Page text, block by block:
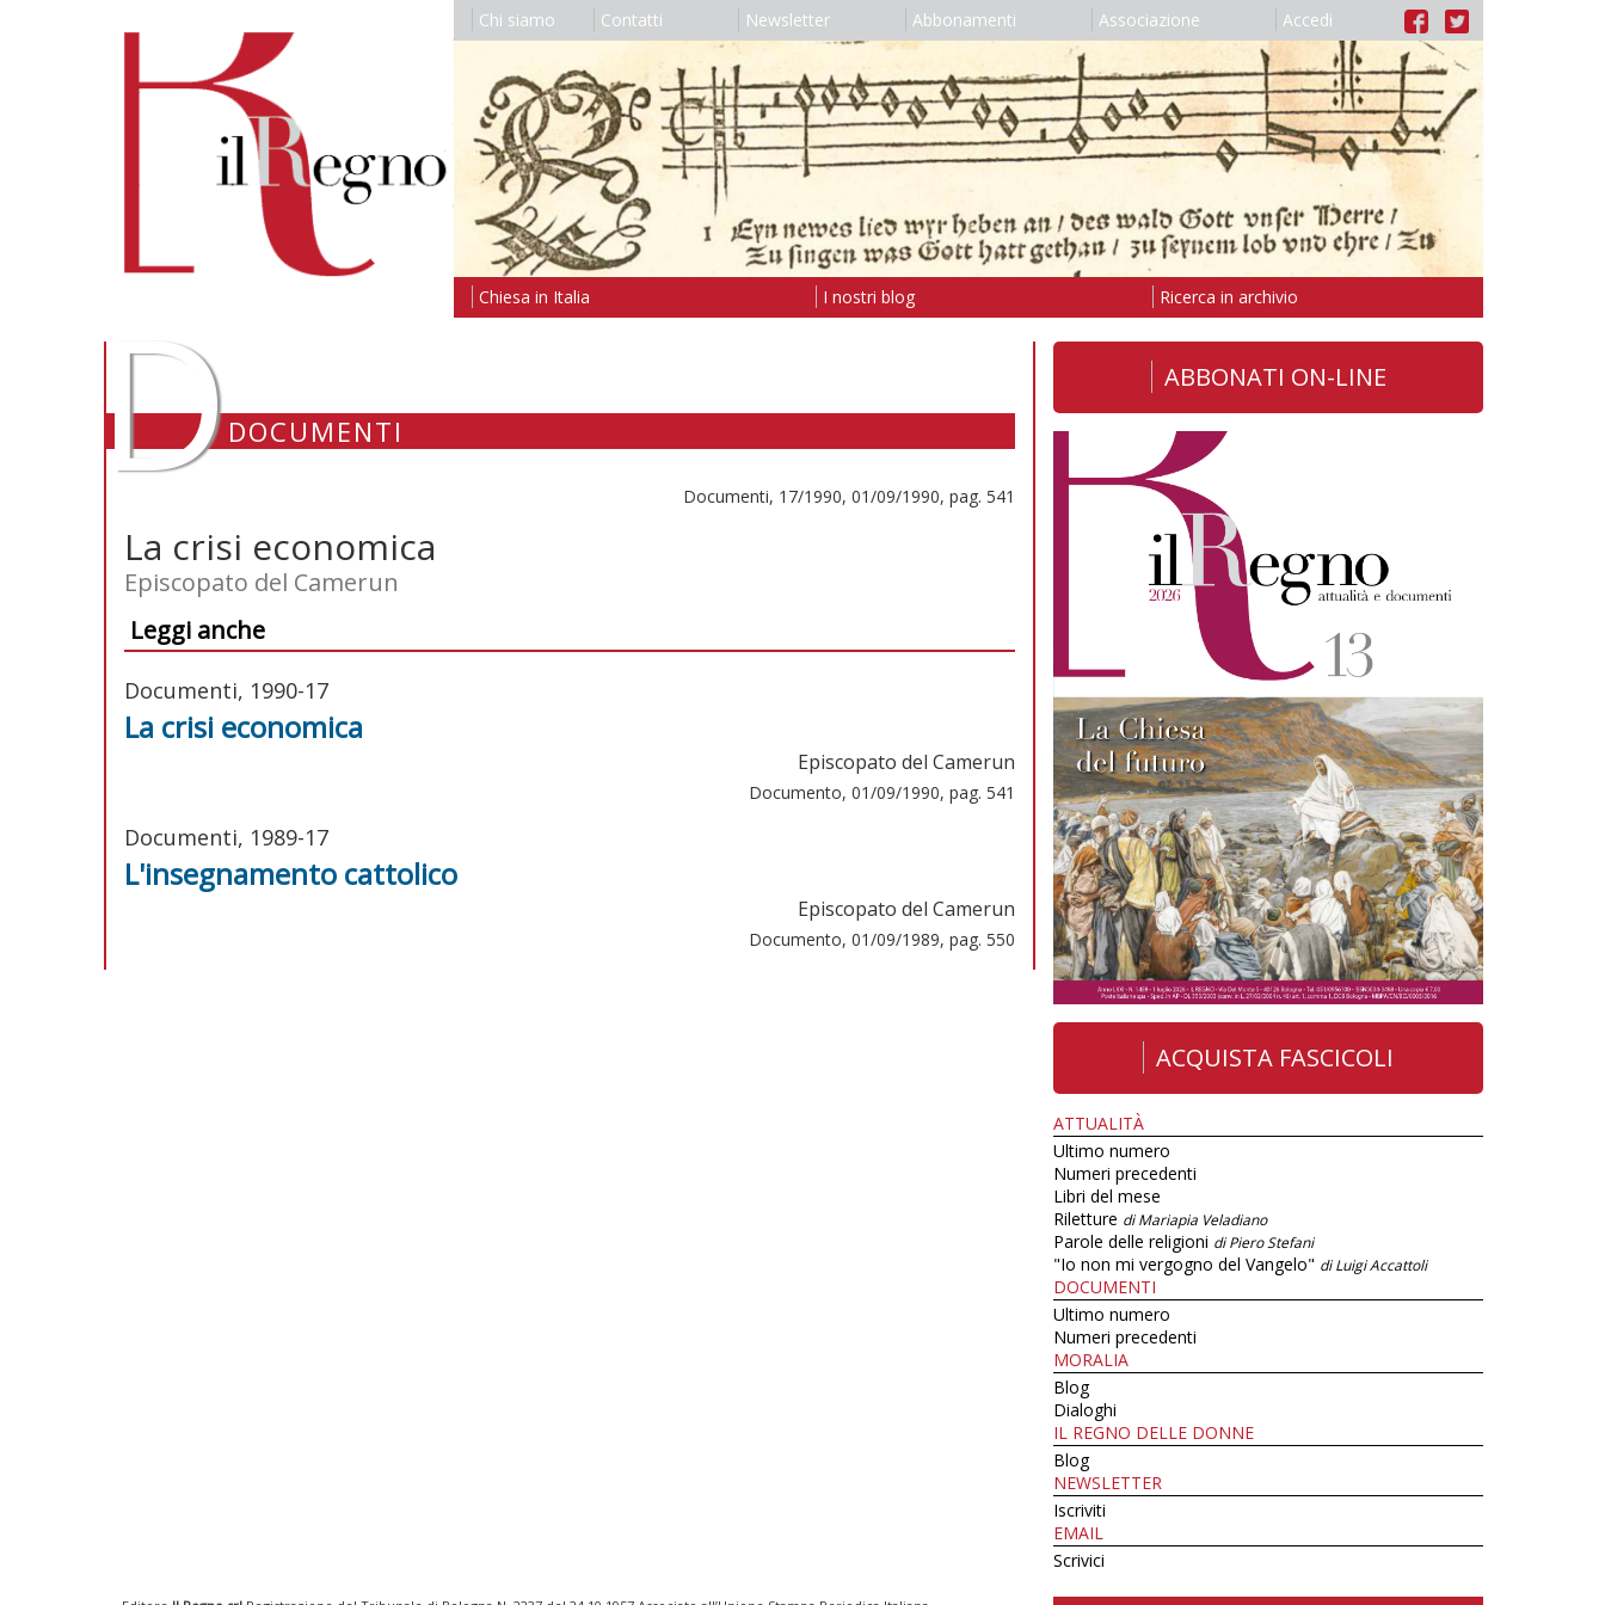
Chi siamo Contatti Newsletter Abbonamenti Associazione Accedi
Chiesa in Italia I nostri blog Ricerca in archivio
DDOCUMENTI
Documenti, 17/1990, 01/09/1990, pag. 541
La crisi economica
Episcopato del Camerun
Leggi anche
Documenti, 1990-17
La crisi economica
Episcopato del Camerun
Documento, 01/09/1990, pag. 541
Documenti, 1989-17
L'insegnamento cattolico
Episcopato del Camerun
Documento, 01/09/1989, pag. 550
ABBONATI ON-LINE
ACQUISTA FASCICOLI
ATTUALITÀ
Ultimo numero
Numeri precedenti
Libri del mese
Riletture di Mariapia Veladiano
Parole delle religioni di Piero Stefani
"Io non mi vergogno del Vangelo" di Luigi Accattoli
DOCUMENTI
Ultimo numero
Numeri precedenti
MORALIA
Blog
Dialoghi
IL REGNO DELLE DONNE
Blog
NEWSLETTER
Iscriviti
EMAIL
Scrivici